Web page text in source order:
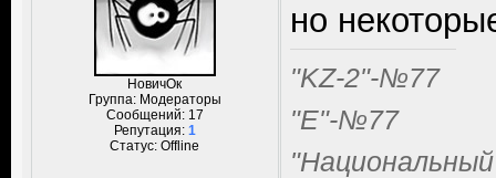
НовичОк
Группа: Модераторы
Сообщений: 17
Репутация: 1
Статус:Offline
но
"KZ-2"-№77
"Е"-№77